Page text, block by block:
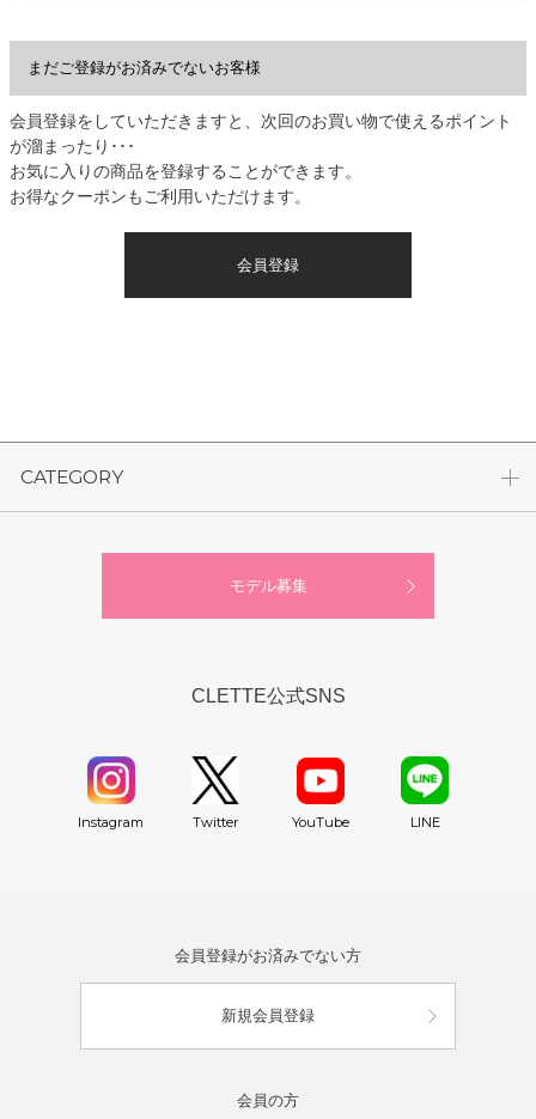
まだご登録がお済みでないお客様
会員登録をしていただきますと、次回のお買い物で使えるポイント
が溜まったり･･･
お気に入りの商品を登録することができます。
お得なクーポンもご利用いただけます。
会員登録
CATEGORY
モデル募集
CLETTE公式SNS
Instagram Twitter YouTube LINE
会員登録がお済みでない方
新規会員登録
会員の方